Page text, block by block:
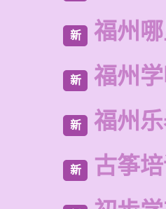
新 福州
新 福州
新 福州
新 古筝